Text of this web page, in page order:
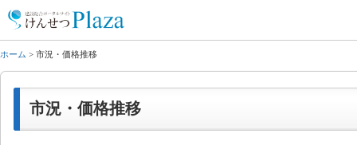
ホーム > 市況・価格推移
市況・価格推移